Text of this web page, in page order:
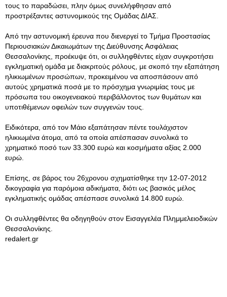
τους το παραδώσει, πλην όμως συνελήφθησαν από
προστρέξαντες αστυνομικούς της Ομάδας ΔΙΑΣ.
Από την αστυνομική έρευνα που διενεργεί το Τμήμα Προστασίας
Περιουσιακών Δικαιωμάτων της Διεύθυνσης Ασφάλειας
Θεσσαλονίκης, προέκυψε ότι, οι συλληφθέντες είχαν συγκροτήσει
εγκληματική ομάδα με διακριτούς ρόλους, με σκοπό την εξαπάτηση
ηλικιωμένων προσώπων, προκειμένου να αποσπάσουν από
αυτούς χρηματικά ποσά με το πρόσχημα γνωριμίας τους με
πρόσωπα του οικογενειακού περιβάλλοντος των θυμάτων και
υποτιθέμενων οφειλών των συγγενών τους.
Ειδικότερα, από τον Μάιο εξαπάτησαν πέντε τουλάχιστον
ηλικιωμένα άτομα, από τα οποία απέσπασαν συνολικά το
χρηματικό ποσό των 33.300 ευρώ και κοσμήματα αξίας 2.000
ευρώ.
Επίσης, σε βάρος του 26χρονου σχηματίσθηκε την 12-07-2012
δικογραφία για παρόμοια αδικήματα, διότι ως βασικός μέλος
εγκληματικής ομάδας απέσπασε συνολικά 14.800 ευρώ.
Οι συλληφθέντες θα οδηγηθούν στον Εισαγγελέα Πλημμελειοδικών
Θεσσαλονίκης.
redalert.gr